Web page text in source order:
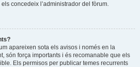
concedeix l’administrador del fòrum.
apareixen sota els avisos i només en la
són força importants i és recomanable que els
Els permisos per publicar temes recurrents